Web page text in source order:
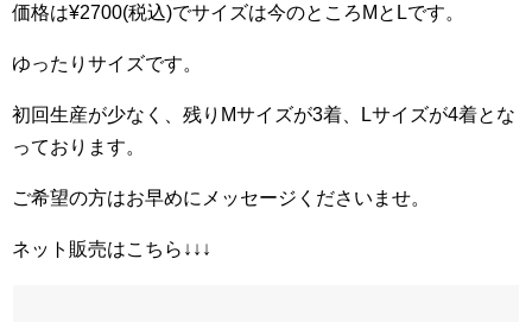
価格は¥2700(税込)でサイズは今のところMとLです。
ゆったりサイズです。
初回生産が少なく、残りMサイズが3着、Lサイズが4着とな
っております。
ご希望の方はお早めにメッセージくださいませ。
ネット販売はこちら↓↓↓